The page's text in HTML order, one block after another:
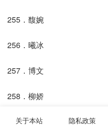
255．馥婉
256．曦冰
257．博文
258．柳娇
259．虹森
关于本站 隐私政策